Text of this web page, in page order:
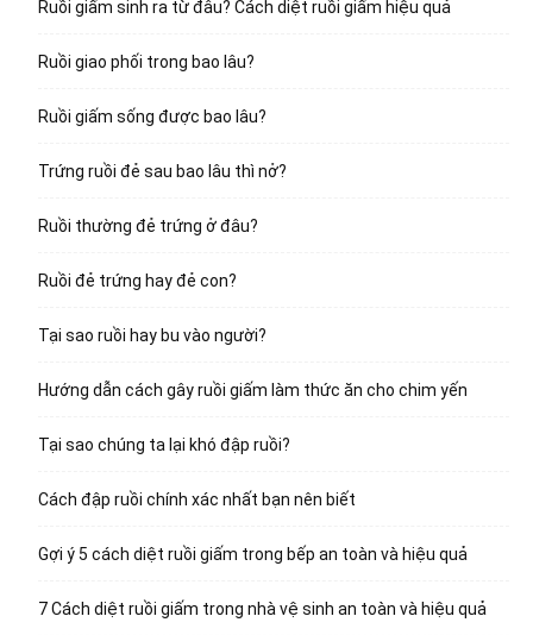
Ruồi giấm sinh ra từ đâu? Cách diệt ruồi giấm hiệu quả
Ruồi giao phối trong bao lâu?
Ruồi giấm sống được bao lâu?
Trứng ruồi đẻ sau bao lâu thì nở?
Ruồi thường đẻ trứng ở đâu?
Ruồi đẻ trứng hay đẻ con?
Tại sao ruồi hay bu vào người?
Hướng dẫn cách gây ruồi giấm làm thức ăn cho chim yến
Tại sao chúng ta lại khó đập ruồi?
Cách đập ruồi chính xác nhất bạn nên biết
Gợi ý 5 cách diệt ruồi giấm trong bếp an toàn và hiệu quả
7 Cách diệt ruồi giấm trong nhà vệ sinh an toàn và hiệu quả